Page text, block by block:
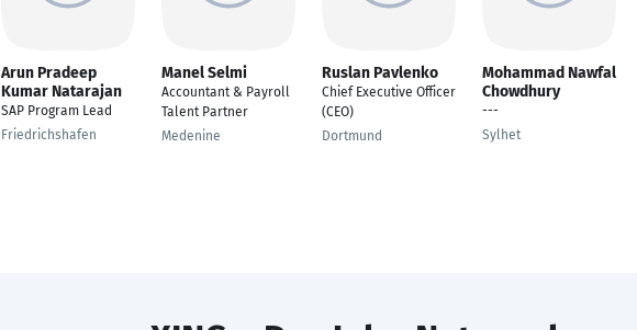
Arun Pradeep
Kumar Natarajan
SAP Program Lead
Friedrichshafen
Manel Selmi
Accountant & Payroll
Talent Partner
Medenine
Ruslan Pavlenko
Chief Executive Officer
(CEO)
Dortmund
Mohammad Nawfal
Chowdhury
---
Sylhet